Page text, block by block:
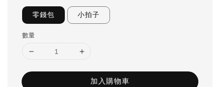
零錢包 小拍子
數量
加入購物車